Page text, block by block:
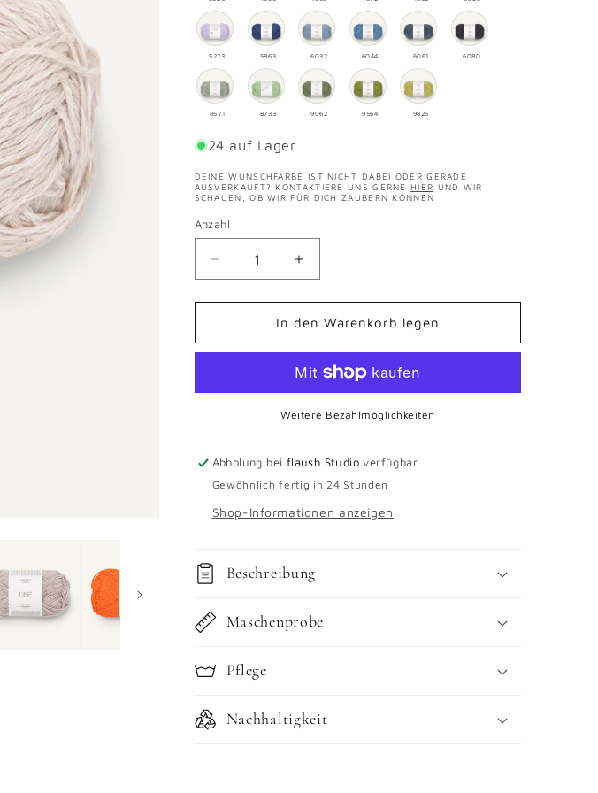
5223 5863 6032 6044 6061 6080
8521 8733 9062 9564 9825
24 auf Lager
DEINE WUNSCHFARBE IST NICHT DABEI ODER GERADE
AUSVERKAUFT? KONTAKTIERE UNS GERNEHIER UND WIR
SCHAUEN, OB WIR FÜR DICH ZAUBERN KÖNNEN
Anzahl
Verringere
die
Menge
Line
Erhöhe
die
Menge
für
Line
In den Warenkorb legen
Weitere Bezahlmöglichkeiten
Abholung bei flaush Studioverfügbar
Gewöhnlich fertig in 24 Stunden
Shop-Informationen anzeigen
Beschreibung
Maschenprobe
Pflege
Nachhaltigkeit